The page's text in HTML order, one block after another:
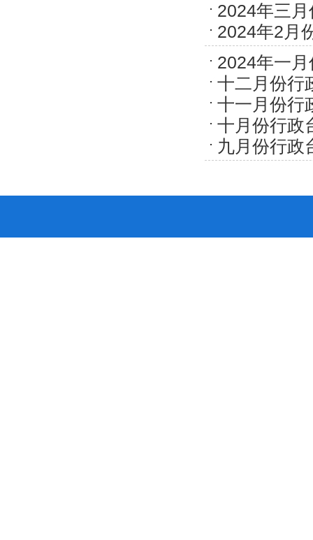
2024年三
2024年2月
2024年一
十二月份行
十一月份行
十月份行政
九月份行政